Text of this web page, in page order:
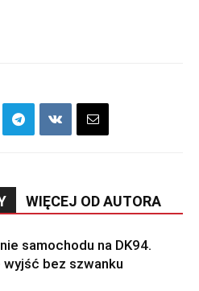
WIĘCEJ OD AUTORA
samochodu na DK94.
wyjść bez szwanku